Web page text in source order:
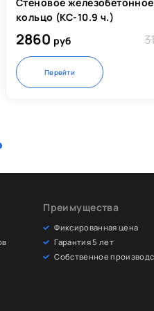
Стеновое железобетонное
кольцо (КС-10.9 ч.)
2860 руб
Перейти
Преимущества
Фиксированная цена
Гарантия 5 лет
Собственное